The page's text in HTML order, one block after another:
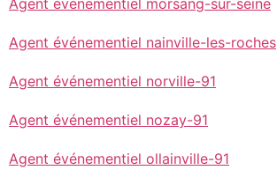
Agent événementiel nainville-les-roches
Agent événementiel norville-91
Agent événementiel nozay-91
Agent événementiel ollainville-91